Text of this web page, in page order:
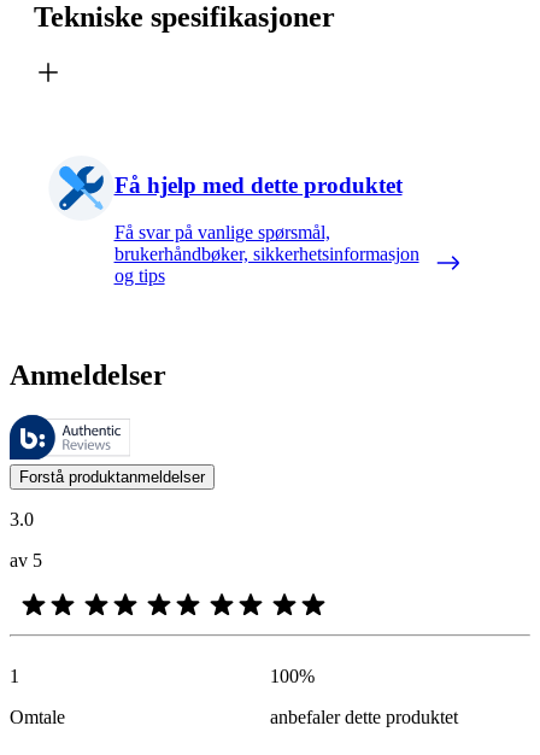
Tekniske spesifikasjoner
Få hjelp med dette produktet
Få svar på vanlige spørsmål,
brukerhåndbøker, sikkerhetsinformasjon
og tips
Anmeldelser
Disse anmeldelsene forvaltes av Bazaarvoice og overholder
Kundenes meninger i form av produkt- og stjernevurdering er
Forstå produktanmeldelser
3.0
av 5
1
Omtale
100%
anbefaler dette produktet